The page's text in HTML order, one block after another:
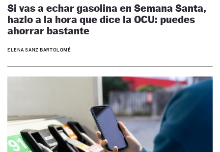
Si vas a echar gasolina en Semana Santa,
hazlo a la hora que dice la OCU: puedes
ahorrar bastante
ELENA SANZ BARTOLOMÉ